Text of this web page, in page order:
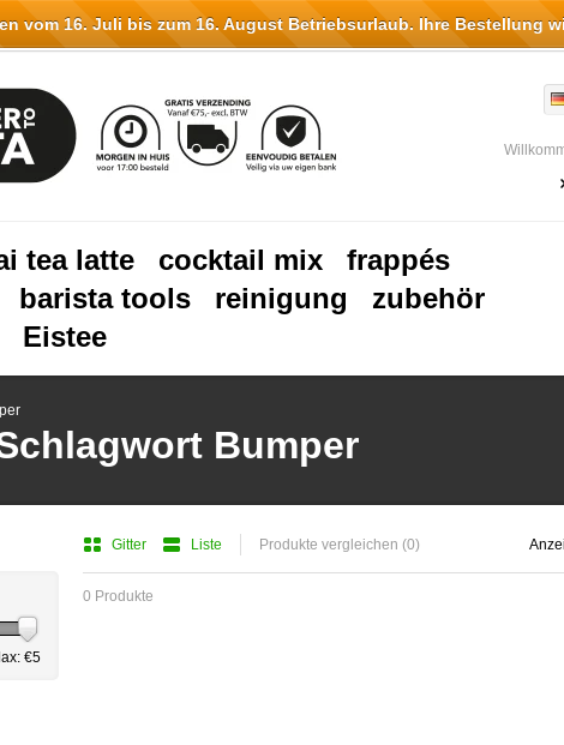
tea latte cocktail mix
frappés
barista tools reinigung
zubehör
Eistee
Bumper
Gitter Liste Produkte vergleichen (0)
0 Produkte
€5
vom 16. Juli bis zum 16. August Betriebsurlaub. Ihre Bestellung